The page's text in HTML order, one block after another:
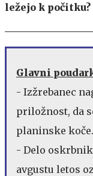
ležejo k
Glavni
- Izžrebanec
priložnost, da
planinske koče.
- Delo
avgustu letos